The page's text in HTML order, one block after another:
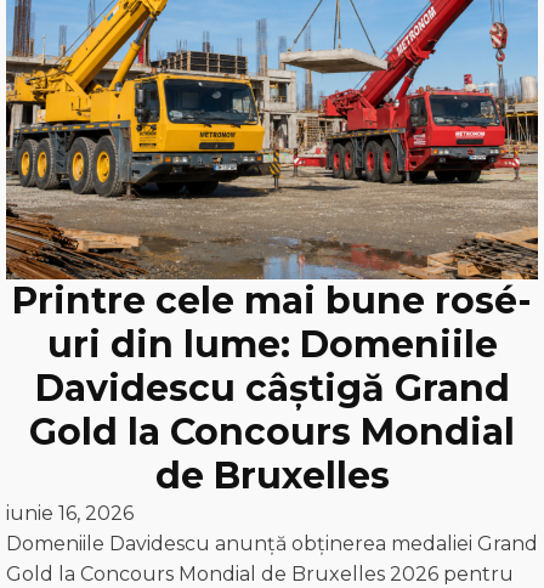
Printre cele mai bune rosé-
uri din lume: Domeniile
Davidescu câștigă Grand
Gold la Concours Mondial
de Bruxelles
iunie 16, 2026
Domeniile Davidescu anunță obținerea medaliei Grand
Gold la Concours Mondial de Bruxelles 2026 pentru